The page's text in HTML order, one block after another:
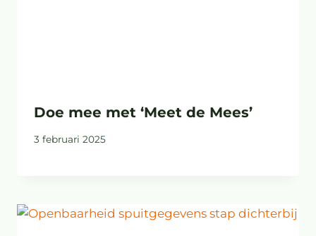
Doe mee met ‘Meet de Mees’
3 februari 2025